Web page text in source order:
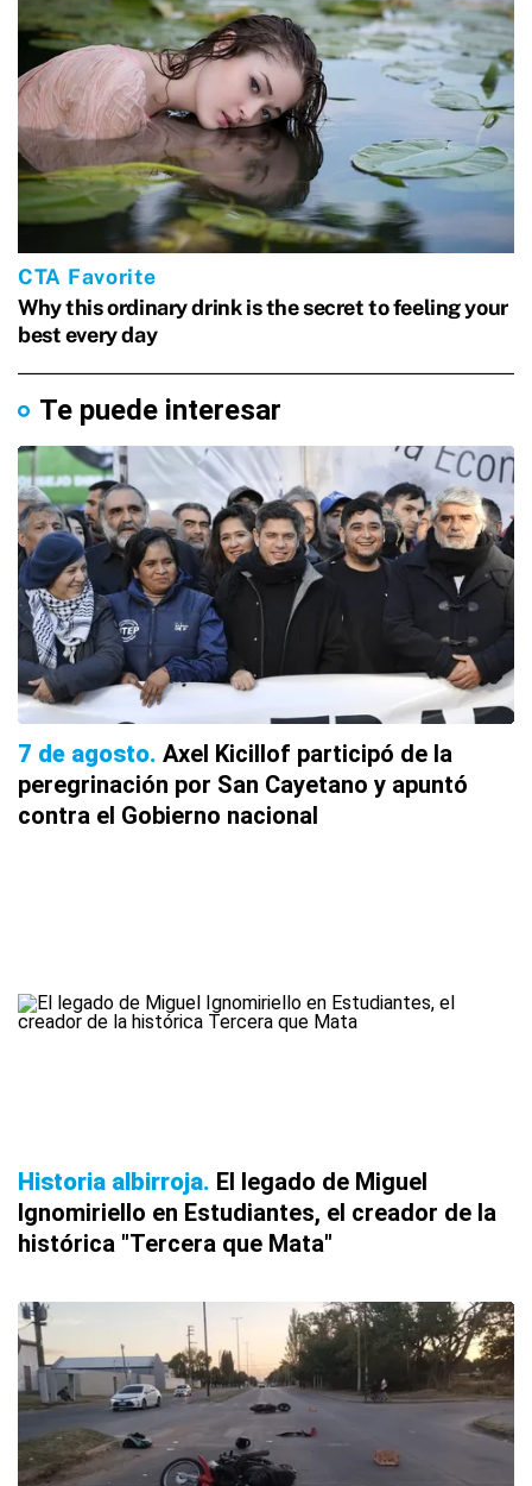
Te puede interesar
7 de agosto Axel Kicillof participó de la
peregrinación por San Cayetano y apuntó
contra el Gobierno nacional
Historia albirroja El legado de Miguel
Ignomiriello en Estudiantes, el creador de la
histórica "Tercera que Mata"